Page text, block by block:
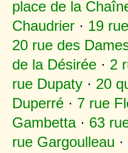
place de la
Chaudrier· 19
20 rue des
de la Désirée· 2
rue Dupaty· 20
Duperré· 7 rue
Gambetta· 63
rue Gargoulleau ·